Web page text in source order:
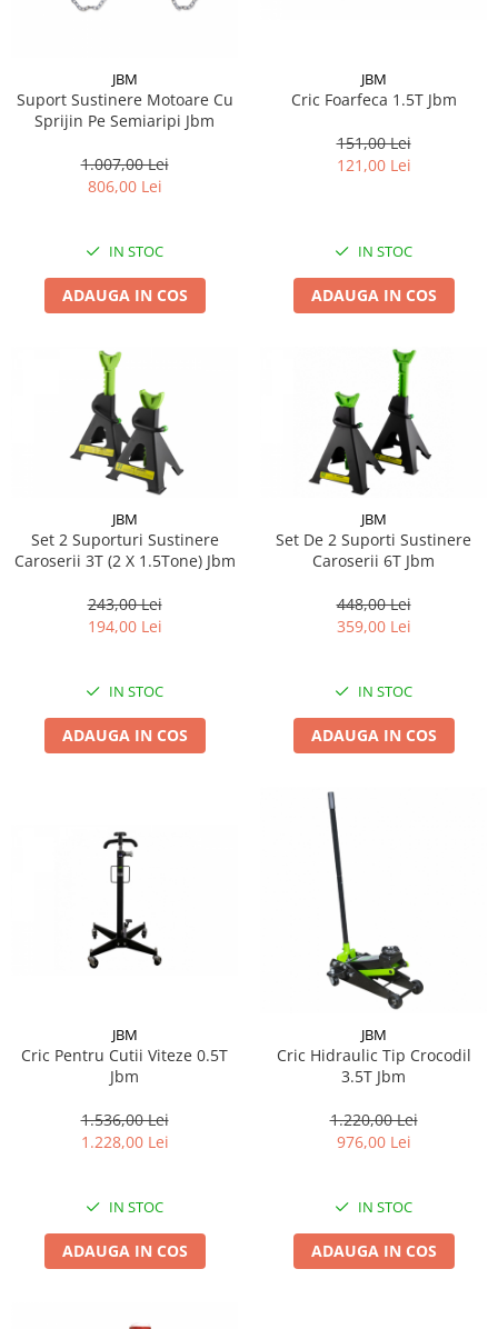
JBM
Suport Sustinere Motoare Cu
Sprijin Pe Semiaripi Jbm
1.007,00 Lei
806,00 Lei
IN STOC
ADAUGA IN COS
JBM
Cric Foarfeca 1.5T Jbm
151,00 Lei
121,00 Lei
IN STOC
ADAUGA IN COS
JBM
Set 2 Suporturi Sustinere
Caroserii 3T (2 X 1.5Tone) Jbm
243,00 Lei
194,00 Lei
IN STOC
ADAUGA IN COS
JBM
Set De 2 Suporti Sustinere
Caroserii 6T Jbm
448,00 Lei
359,00 Lei
IN STOC
ADAUGA IN COS
JBM
Cric Pentru Cutii Viteze 0.5T
Jbm
1.536,00 Lei
1.228,00 Lei
IN STOC
ADAUGA IN COS
JBM
Cric Hidraulic Tip Crocodil
3.5T Jbm
1.220,00 Lei
976,00 Lei
IN STOC
ADAUGA IN COS